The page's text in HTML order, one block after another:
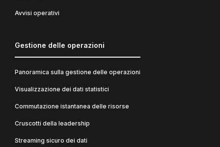
Avvisi operativi
Gestione delle operazioni
Panoramica sulla gestione delle operazioni
Visualizzazione dei dati statistici
Commutazione istantanea delle risorse
Cruscotti della leadership
Streaming sicuro dei dati